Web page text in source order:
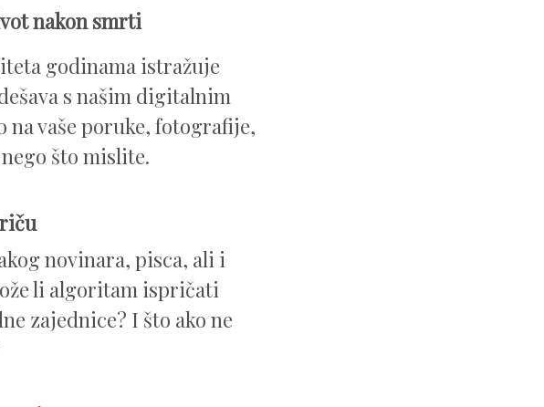
nakon smrti
godinama istražuje
s našim digitalnim
vaše poruke, fotografije,
što mislite.
novinara, pisca, ali i
li algoritam ispričati
zajednice? I što ako ne